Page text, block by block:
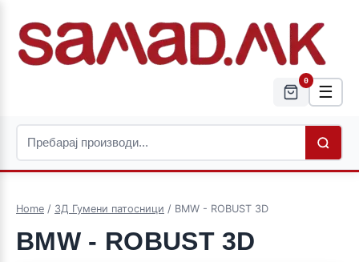
0
☰
Home / 3Д Гумени патосници / BMW - ROBUST 3D
BMW - ROBUST 3D